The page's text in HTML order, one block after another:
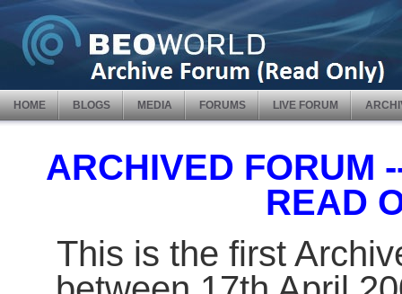
HOME BLOGS MEDIA FORUMS LIVE FORUM
ARCHIVED FORUM
READ
This is the first